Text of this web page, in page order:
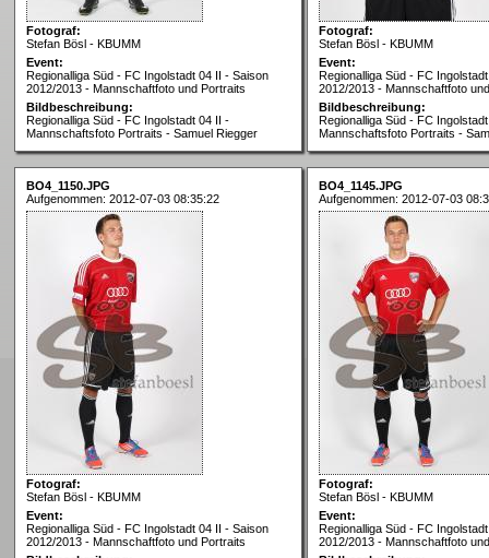
Fotograf:
Stefan Bösl - KBUMM
Event:
Regionalliga Süd - FC Ingolstadt 04 II - Saison
2012/2013 - Mannschaftfoto und Portraits
Bildbeschreibung:
Regionalliga Süd - FC Ingolstadt 04 II -
Mannschaftsfoto Portraits - Samuel Riegger
Fotograf:
Stefan Bösl - KBUMM
Event:
Regionalliga Süd - FC
2012/2013 - Mannschaftfoto
Bildbeschreibung:
Regionalliga Süd - FC
Mannschaftsfoto Portraits -
BO4_1150.JPG
Aufgenommen: 2012-07-03 08:35:22
Fotograf:
Stefan Bösl - KBUMM
Event:
Regionalliga Süd - FC Ingolstadt 04 II - Saison
2012/2013 - Mannschaftfoto und Portraits
BO4_1145.JPG
Aufgenommen: 2012-07-03
Fotograf:
Stefan Bösl - KBUMM
Event:
Regionalliga Süd - FC
2012/2013 - Mannschaftfoto